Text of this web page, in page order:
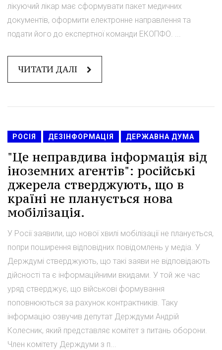
лікуючий лікар має сформувати пакет медичних
документів, оформити електронне направлення та
подати його до експертної команди ЕКОПФО. ...
ЧИТАТИ ДАЛІ
РОСІЯ ДЕЗІНФОРМАЦІЯ ДЕРЖАВНА ДУМА
"Це неправдива інформація від
іноземних агентів": російські
джерела стверджують, що в
країні не планується нова
мобілізація.
У Росії заявили, що нової хвилі мобілізації не планується,
попри поширення відповідних повідомлень у медіа. У
Держдумі стверджують, що такі заяви не відповідають
дійсності та є інформаційними вкидами. У той же час
уряд стверджує, що військові формування
поповнюються за рахунок контрактників. Таку
інформацію озвучив депутат Держдуми Андрій
Колесник, який представляє комітет з питань оборони.
Член комітету Держдуми з п...